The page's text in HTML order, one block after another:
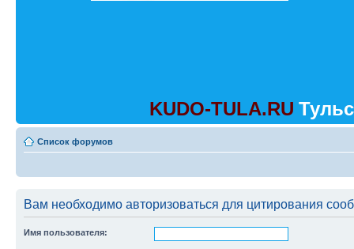
KUDO-TULA.RU
Список форумов
Вам необходимо авторизоваться для цитирования
Имя пользователя: